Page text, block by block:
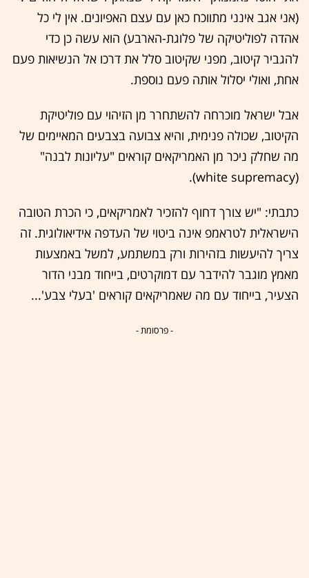
(אני אגב אינני מתווכח כאן עם עצם האפיונים. אין לי כל
אהדה לפוליטיקה של פלוגת-הארבע) הוא עשה כן כדי
להגביר קיטוב, מפני שקיטוב סלל את דרכו אל הנשיאות פעם
אחת, ואולי יסלול אותה פעם נוספת.
אבל ישראל מוכרחה להשתחרר מן הזיהוי עם פוליטיקת
הקיטוב, שכולה פנימית, והיא צבועה בצבעים המאיימים של
מה שחלק ניכר מן האמריקאים קוראים "עליונות לבנה"
(white supremacy).
כתבתי: "יש צורך דחוף להזכיר לאמריקאים, כי הכרת הטובה
הישראלית לטראמפ אינה ביטוי של העדפה אידיאולוגית. זה
צריך להיעשות בזהירות ורק במשתמע, למשל באמצעות
מאמץ מוגבר להידבר עם דמוקרטים, בייחוד מבני הדור
הצעיר, בייחוד עם מה שאמריקאים קוראים 'בעלי צבע'...
- פרסומת -